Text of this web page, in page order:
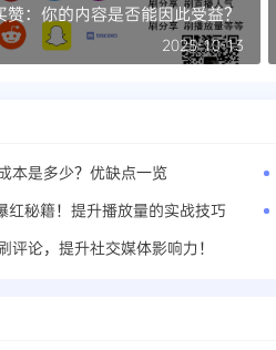
：你的内容是否能因此受益？
2025-10-13
本是多少？优缺点一览
秘籍！提升播放量的实战技巧
评论，提升社交媒体影响力！